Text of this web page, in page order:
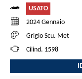
USATO
2024 Gennaio
Grigio Scu. Met
Cilind. 1598